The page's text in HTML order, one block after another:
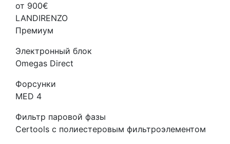
от 900€
LANDIRENZO
Премиум
Электронный блок
Omegas Direct
Форсунки
MED 4
Фильтр паровой фазы
Certools с полиестеровым фильтроэлементом